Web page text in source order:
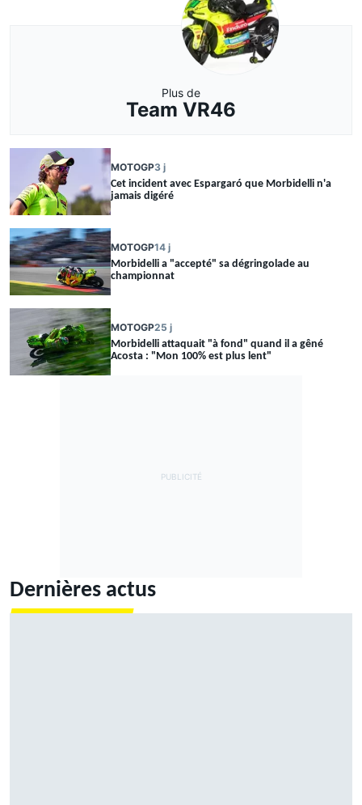
Plus de
Team VR46
MOTOGP3 j
Cet incident avec Espargaró que Morbidelli n'a
jamais digéré
MOTOGP14 j
Morbidelli a "accepté" sa dégringolade au
championnat
MOTOGP25 j
Morbidelli attaquait "à fond" quand il a gêné
Acosta : "Mon 100% est plus lent"
Dernières actus